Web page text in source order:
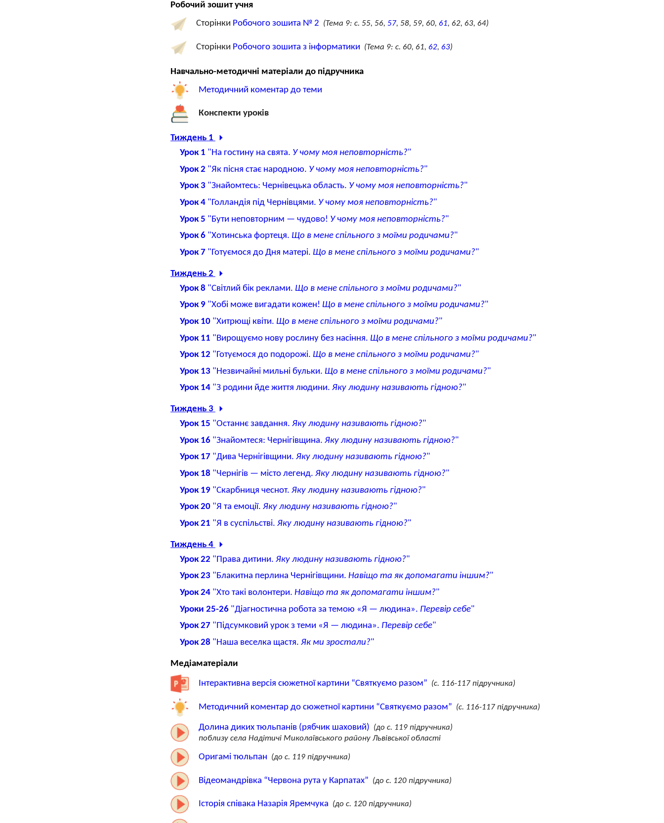
Робочий зошит учня
Сторінки Робочого зошита № 2 (Тема 9: с. 55, 56, 57, 58, 59, 60, 61, 62, 63, 64)
Сторінки Робочого зошита з інформатики (Тема 9: с. 60, 61, 62, 63)
Навчально-методичні матеріали до підручника
Методичний коментар до теми
Конспекти уроків
Тиждень 1
Урок 1 "На гостину на свята. У чому моя неповторність?"
Урок 2 "Як пісня стає народною. У чому моя неповторність?"
Урок 3 "Знайомтесь: Чернівецька область. У чому моя неповторність?"
Урок 4 "Голландія під Чернівцями. У чому моя неповторність?"
Урок 5 "Бути неповторним — чудово! У чому моя неповторність?"
Урок 6 "Хотинська фортеця. Що в мене спільного з моїми родичами?"
Урок 7 "Готуємося до Дня матері. Що в мене спільного з моїми родичами?"
Тиждень 2
Урок 8 "Світлий бік реклами. Що в мене спільного з моїми родичами?"
Урок 9 "Хобі може вигадати кожен! Що в мене спільного з моїми родичами?"
Урок 10 "Хитрющі квіти. Що в мене спільного з моїми родичами?"
Урок 11 "Вирощуємо нову рослину без насіння. Що в мене спільного з моїми родичами?"
Урок 12 "Готуємося до подорожі. Що в мене спільного з моїми родичами?"
Урок 13 "Незвичайні мильні бульки. Що в мене спільного з моїми родичами?"
Урок 14 "З родини йде життя людини. Яку людину називають гідною?"
Тиждень 3
Урок 15 "Останнє завдання. Яку людину називають гідною?"
Урок 16 "Знайомтеся: Чернігівщина. Яку людину називають гідною?"
Урок 17 "Дива Чернігівщини. Яку людину називають гідною?"
Урок 18 "Чернігів — місто легенд. Яку людину називають гідною?"
Урок 19 "Скарбниця чеснот. Яку людину називають гідною?"
Урок 20 "Я та емоції. Яку людину називають гідною?"
Урок 21 "Я в суспільстві. Яку людину називають гідною?"
Тиждень 4
Урок 22 "Права дитини. Яку людину називають гідною?"
Урок 23 "Блакитна перлина Чернігівщини. Навіщо та як допомагати іншим?"
Урок 24 "Хто такі волонтери. Навіщо та як допомагати іншим?"
Уроки 25-26 "Діагностична робота за темою «Я — людина». Перевір себе"
Урок 27 "Підсумковий урок з теми «Я — людина». Перевір себе"
Урок 28 "Наша веселка щастя. Як ми зростали?"
Медіаматеріали
Інтерактивна версія сюжетної картини “Святкуємо разом” (с. 116-117 підручника)
Методичний коментар до сюжетної картини “Святкуємо разом” (с. 116-117 підручника)
Долина диких тюльпанів (рябчик шаховий) (до с. 119 підручника)
поблизу села Надітичі Миколаївського району Львівської області
Оригамі тюльпан (до с. 119 підручника)
Відеомандрівка “Червона рута у Карпатах” (до с. 120 підручника)
Історія співака Назарія Яремчука (до с. 120 підручника)